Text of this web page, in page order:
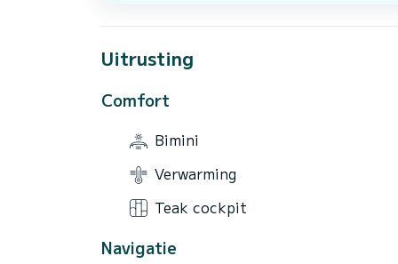
Uitrusting
Comfort
Bimini
Verwarming
Teak cockpit
Navigatie